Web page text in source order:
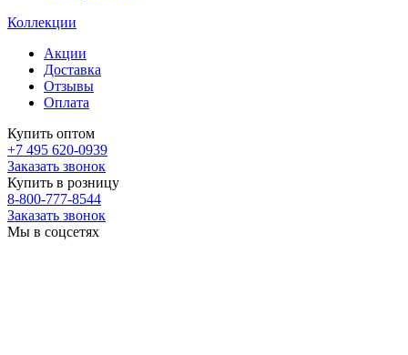
Коллекции
Акции
Доставка
Отзывы
Оплата
Купить оптом
+7 495 620-0939
Заказать звонок
Купить в розницу
8-800-777-8544
Заказать звонок
Мы в соцсетях